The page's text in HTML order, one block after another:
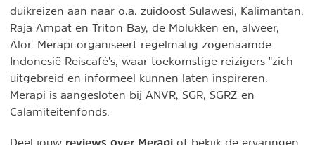
duikreizen aan naar o.a. zuidoost Sulawesi, Kalimantan,
Raja Ampat en Triton Bay, de Molukken en, alweer,
Alor. Merapi organiseert regelmatig zogenaamde
Indonesië Reiscafé's, waar toekomstige reizigers "zich
uitgebreid en informeel kunnen laten inspireren.
Merapi is aangesloten bij ANVR, SGR, SGRZ en
Calamiteitenfonds.
Deel jouw reviews over Merapi of bekijk de ervaringen